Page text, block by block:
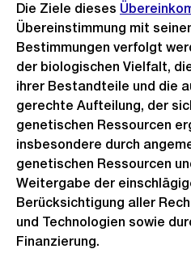
Die Ziele dieses Externer
Link:
Übereinstimmung mit
Bestimmungen verfolgt
der biologischen Vielfalt,
ihrer Bestandteile und die
gerechte Aufteilung, der
genetischen Ressourcen
insbesondere durch
genetischen Ressourcen
Weitergabe der
Berücksichtigung aller
und Technologien sowie
Finanzierung.